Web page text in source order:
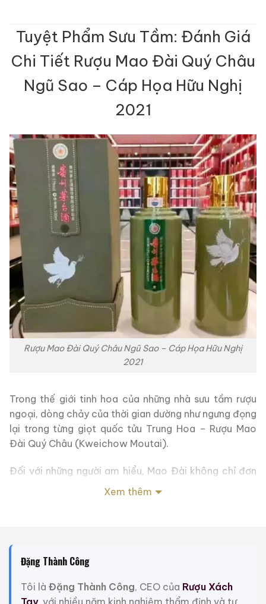
Tuyệt Phẩm Sưu Tầm: Đánh Giá
Chi Tiết Rượu Mao Đài Quý Châu
Ngũ Sao – Cáp Họa Hữu Nghị
2021
Rượu Mao Đài Quý Châu Ngũ Sao – Cáp Họa Hữu Nghị
2021
Trong thế giới tinh hoa của những nhà sưu tầm rượu
ngoại, dòng chảy của thời gian dường như ngưng đọng
lại trong từng giọt quốc tửu Trung Hoa – Rượu Mao
Đài Quý Châu (Kweichow Moutai).
Đối với những người am hiểu, Mao Đài không chỉ đơn
thuần là một loại thức uống có cồn; nó là một “chứng
với thị trường quốc tế, giới mộ điệu thực thụ luôn dành
một sự khao khát mãnh liệt cho những phiên bản giới
Xem thêm
Đặng Thành Công
Tôi là Đặng Thành Công, CEO của Rượu Xách